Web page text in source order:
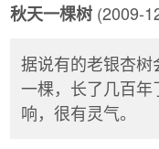
秋天一棵树 (2009-
据说有的老银杏
一棵，长了几百
响，很有灵气。